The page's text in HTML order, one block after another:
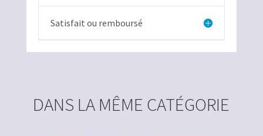
Satisfait ou remboursé
DANS LA MÊME CATÉGORIE